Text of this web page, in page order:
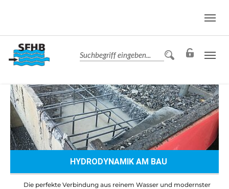
HYDRODYNAMIK AM BAU
Die perfekte Verbindung aus reinem Wasser und modernster